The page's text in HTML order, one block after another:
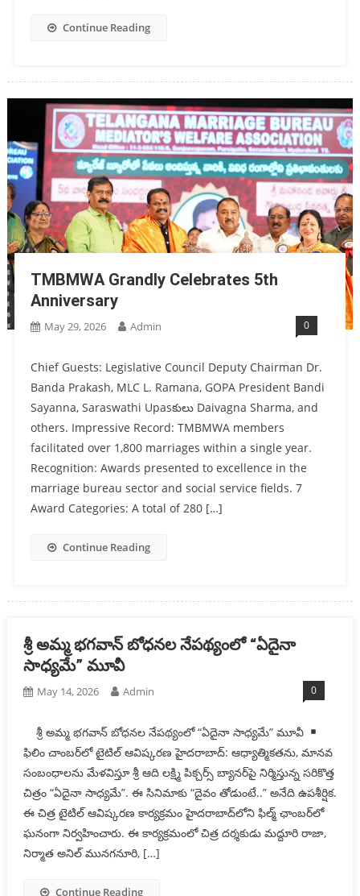
Continue Reading
TMBMWA Grandly Celebrates 5th
Anniversary
May 29, 2026 Admin 0
Chief Guests: Legislative Council Deputy Chairman Dr.
Banda Prakash, MLC L. Ramana, GOPA President Bandi
Sayanna, Saraswathi Upasకులు Daivagna Sharma, and
others. Impressive Record: TMBMWA members
facilitated over 1,800 marriages within a single year.
Recognition: Awards presented to excellence in the
marriage bureau sector and social service fields. 7
Award Categories: A total of 280 […]
Continue Reading
శ్రీ అమ్మ భగవాన్ బోధనల నేపథ్యంలో “ఏదైనా
సాధ్యమే” మూవీ
May 14, 2026 Admin 0
శ్రీ అమ్మ భగవాన్ బోధనల నేపథ్యంలో “ఏదైనా సాధ్యమే” మూవీ
ఫిలిం చాంబ‌ర్‌లో టైటిల్ ఆవిష్కరణ హైదరాబాద్: ఆధ్యాత్మికతను, మానవ
సంబంధాలను మేళవిస్తూ శ్రీ ఆది లక్ష్మి పిక్చర్స్ బ్యానర్‌పై నిర్మిస్తున్న సరికొత్త
చిత్రం “ఏదైనా సాధ్యమే”. ఈ సినిమాకు “దైవం తోడుంటే..” అనేది ఉపశీర్షిక.
ఈ చిత్ర టైటిల్ ఆవిష్కరణ కార్యక్రమం హైదరాబాద్‌లోని ఫిల్మ్ ఛాంబర్‌లో
ఘనంగా నిర్వహించారు. ఈ కార్యక్రమంలో చిత్ర దర్శకుడు మద్దూరి రాజా,
నిర్మాత అనిల్ మునగనూరి, […]
Continue Reading